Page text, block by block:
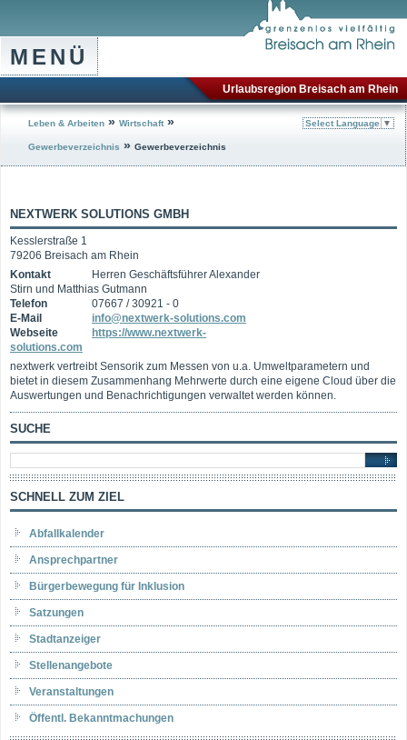
MENÜ
Urlaubsregion Breisach am Rhein
Leben & Arbeiten » Wirtschaft »
Gewerbeverzeichnis » Gewerbeverzeichnis
Select Language ▼
NEXTWERK SOLUTIONS GMBH
Kesslerstraße 1
79206 Breisach am Rhein
Kontakt
Herren Geschäftsführer Alexander
Stirn und Matthias Gutmann
Telefon
07667 / 30921 - 0
E-Mail
info@nextwerk-solutions.com
Webseite
https://www.nextwerk-
solutions.com
nextwerk vertreibt Sensorik zum Messen von u.a. Umweltparametern und
bietet in diesem Zusammenhang Mehrwerte durch eine eigene Cloud über die
Auswertungen und Benachrichtigungen verwaltet werden können.
SUCHE
SCHNELL ZUM ZIEL
Abfallkalender
Ansprechpartner
Bürgerbewegung für Inklusion
Satzungen
Stadtanzeiger
Stellenangebote
Veranstaltungen
Öffentl. Bekanntmachungen